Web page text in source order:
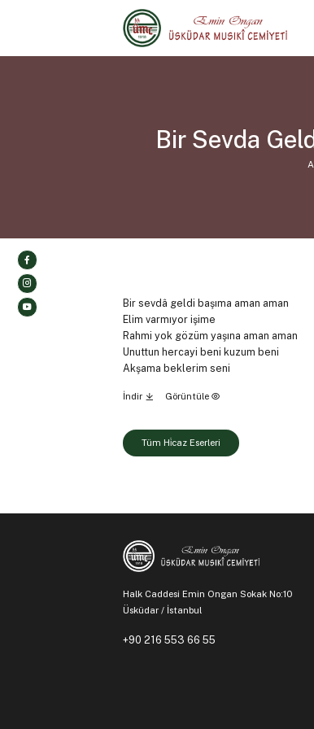
Bir Sevda
Bir sevdâ geldi başıma aman aman
Elim varmıyor işime
Rahmi yok gözüm yaşına aman aman
Unuttun hercayi beni kuzum beni
Akşama beklerim seni
İndir Görüntüle
Tüm Hi̇caz Eserleri
Halk Caddesi Emin Ongan Sokak No:10
Üsküdar / İstanbul
+90 216 553 66 55